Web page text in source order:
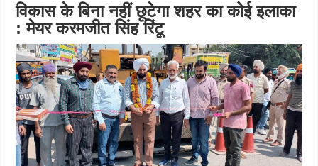
विकास के बिना नहीं छूटेगा शहर का कोई इलाका
: मेयर करमजीत सिंह रिंटू